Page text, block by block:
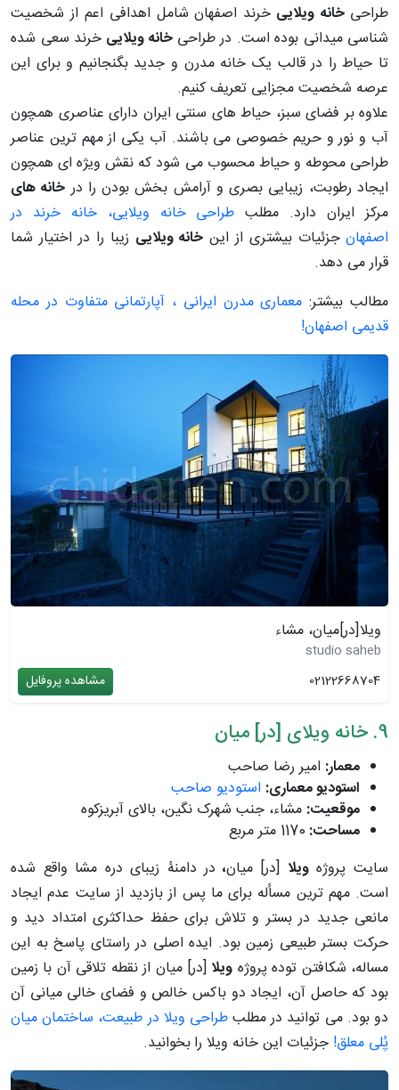
طراحی خانه ویلایی خرند اصفهان شامل اهدافی اعم از شخصیت
شناسی میدانی بوده است. در طراحی خانه ویلایی خرند سعی شده
تا حیاط را در قالب یک خانه مدرن و جدید بگنجانیم و برای این
عرصه شخصیت مجزایی تعریف کنیم.
علاوه بر فضای سبز، حیاط های سنتی ایران دارای عناصری همچون
آب و نور و حریم خصوصی می باشند. آب یکی از مهم ترین عناصر
طراحی محوطه و حیاط محسوب می شود که نقش ویژه ای همچون
ایجاد رطوبت، زیبایی بصری و آرامش بخش بودن را در خانه های
مرکز ایران دارد. مطلبطراحی خانه ویلایی، خانه خرند در
اصفهان جزئیات بیشتری از این خانه ویلایی زیبا را در اختیار شما
قرار می دهد.
مطالب بیشتر: معماری مدرن ایرانی ، آپارتمانی متفاوت در محله
قدیمی اصفهان!
ویلا[در]میان، مشاء
studio saheb
02122668704
مشاهده پروفایل
9. خانه ویلای [در] میان
معمار: امیر رضا صاحب
استودیو معماری: استودیو صاحب
موقعیت: مشاء، جنب شهرک نگین، بالای آبریزکوه
مساحت: 1170 متر مربع
سایت پروژهویلا [در] میان، در دامنۀ زیبای دره‌ مشا واقع شده
است. مهم ترین مسأله برای ما پس از بازدید از سایت عدم ایجاد
مانعی جدید در بستر و تلاش برای حفظ حداکثری امتداد دید و
حرکت بستر طبیعی زمین بود. ایده اصلی در راستای پاسخ به این
مساله، شکافتن توده پروژه ویلا [در] میان از نقطه تلاقی آن با زمین
بود که حاصل آن، ایجاد دو باکس خالص و فضای خالی میانی آن
دو بود. می توانید در مطلبطراحی ویلا در طبیعت، ساختمان میان
پُلی معلق! جزئیات این خانه ویلا رابخوانید.